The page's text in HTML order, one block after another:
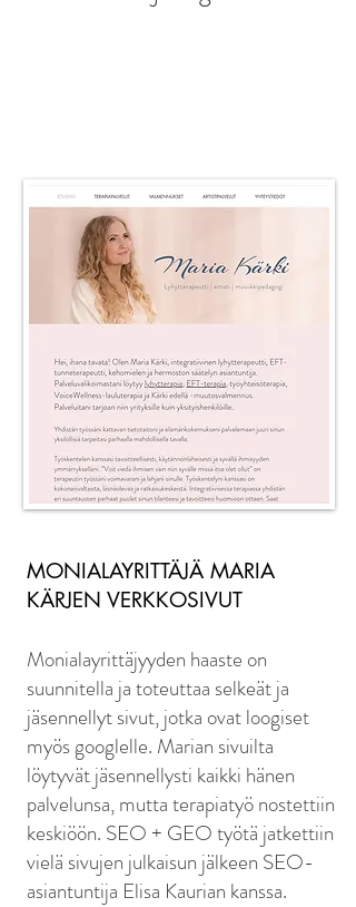
MONIALAYRITTÄJÄ MARIA
KÄRJEN VERKKOSIVUT
Monialayrittäjyyden haaste on
suunnitella ja toteuttaa selkeät ja
jäsennellyt sivut, jotka ovat loogiset
myös googlelle. Marian sivuilta
löytyvät jäsennellysti kaikki hänen
palvelunsa, mutta terapiatyö nostettiin
keskiöön. SEO + GEO työtä jatkettiin
vielä sivujen julkaisun jälkeen SEO-
asiantuntija Elisa Kaurian kanssa.